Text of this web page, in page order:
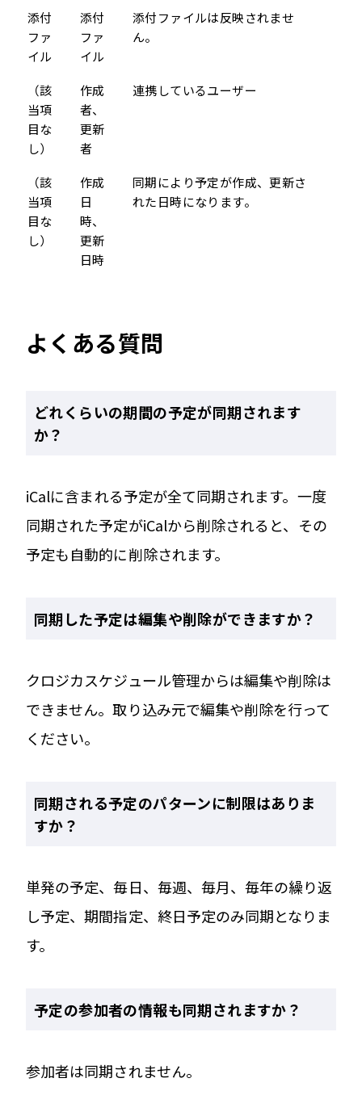
添付
ファ
イル
添付
ファ
イル
添付ファイルは反映されませ
ん。
（該
当項
目な
し）
作成
者、
更新
者
連携しているユーザー
（該
当項
目な
し）
作成
日
時、
更新
日時
同期により予定が作成、更新さ
れた日時になります。
よくある質問
どれくらいの期間の予定が同期されます
か？
iCalに含まれる予定が全て同期されます。一度
同期された予定がiCalから削除されると、その
予定も自動的に削除されます。
同期した予定は編集や削除ができますか？
クロジカスケジュール管理からは編集や削除は
できません。取り込み元で編集や削除を行って
ください。
同期される予定のパターンに制限はありま
すか？
単発の予定、毎日、毎週、毎月、毎年の繰り返
し予定、期間指定、終日予定のみ同期となりま
す。
予定の参加者の情報も同期されますか？
参加者は同期されません。